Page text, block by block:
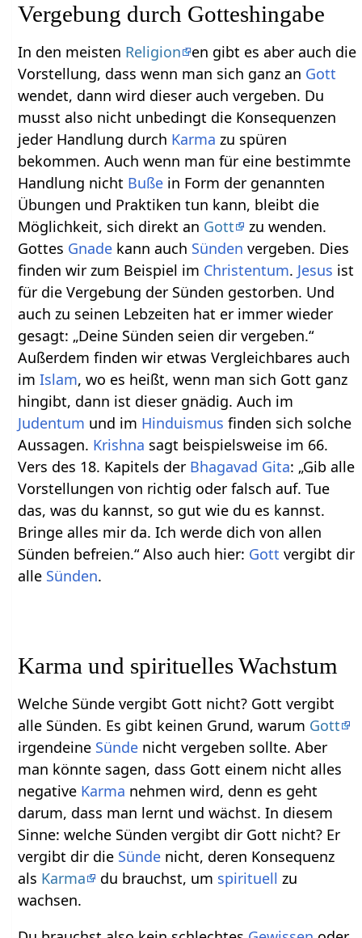
Vergebung durch Gotteshingabe
In den meisten Religion
en gibt es aber auch die
Vorstellung, dass wenn man sich ganz an Gott
wendet, dann wird dieser auch vergeben. Du
musst also nicht unbedingt die Konsequenzen
jeder Handlung durch Karma zu spüren
bekommen. Auch wenn man für eine bestimmte
Handlung nicht Buße in Form der genannten
Übungen und Praktiken tun kann, bleibt die
Möglichkeit, sich direkt an Gott
zu wenden.
Gottes Gnade kann auch Sünden vergeben. Dies
finden wir zum Beispiel im Christentum. Jesus ist
für die Vergebung der Sünden gestorben. Und
auch zu seinen Lebzeiten hat er immer wieder
gesagt: „Deine Sünden seien dir vergeben.“
Außerdem finden wir etwas Vergleichbares auch
imIslam, wo es heißt, wenn man sich Gott ganz
hingibt, dann ist dieser gnädig. Auch im
Judentum und im Hinduismus finden sich solche
Aussagen. Krishna sagt beispielsweise im 66.
Vers des 18. Kapitels der Bhagavad Gita: „Gib alle
Vorstellungen von richtig oder falsch auf. Tue
das, was du kannst, so gut wie du es kannst.
Bringe alles mir da. Ich werde dich von allen
Sünden befreien.“ Also auch hier: Gott vergibt dir
alle Sünden.
Karma und spirituelles Wachstum
Welche Sünde vergibt Gott nicht? Gott vergibt
alle Sünden. Es gibt keinen Grund, warum Gott
irgendeine Sünde nicht vergeben sollte. Aber
man könnte sagen, dass Gott einem nicht alles
negative Karma nehmen wird, denn es geht
darum, dass man lernt und wächst. In diesem
Sinne: welche Sünden vergibt dir Gott nicht? Er
vergibt dir die Sünde nicht, deren Konsequenz
als Karma du brauchst, um spirituell zu
wachsen.